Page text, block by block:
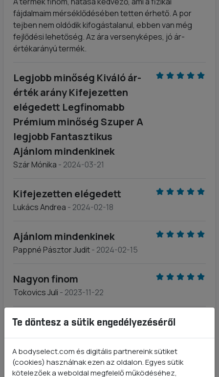
fájdalmaim mérséklődésében tetten érhető. A por
tejben nem oldódik kifogástalanul, ebben van még
fejlődési lehetőség. Az ára versenyképes, jó ár-
értékarányú termék.
Legjobb minőség Kiváló ár-
érték arány Kifejezetten
elégedett Legfinomabb
Prémium minőség Szuper A
legjobb Fantasztikus
Ajánlom mindenkinek
Szár Mónika - 2024-03-21
Kifejezetten elégedett
Lukács Andrea - 2024-02-18
Ajánlom mindenkinek
Pappné Pásztor Judit- 2024-02-15
Nagyon finom
Tokovics Juli - 2023-11-22
Prémium minőség
Ajánlom mindenkinek
Te döntesz a sütik engedélyezéséről
A bodyselect.com és digitális partnereink sütiket
(cookies) használnak ezen az oldalon. Egyes sütik
kötelezőek a weboldal megfelelő működéséhez,